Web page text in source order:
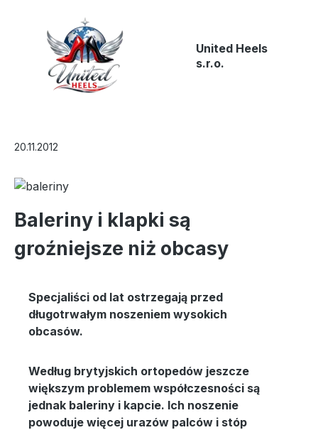
Przejdź do głównej zawartości
United Heels
s.r.o.
20.11.2012
Baleriny i klapki są
groźniejsze niż obcasy
Specjaliści od lat ostrzegają przed
długotrwałym noszeniem wysokich
obcasów.
Według brytyjskich ortopedów jeszcze
większym problemem współczesności są
jednak baleriny i kapcie. Ich noszenie
powoduje więcej urazów palców i stóp